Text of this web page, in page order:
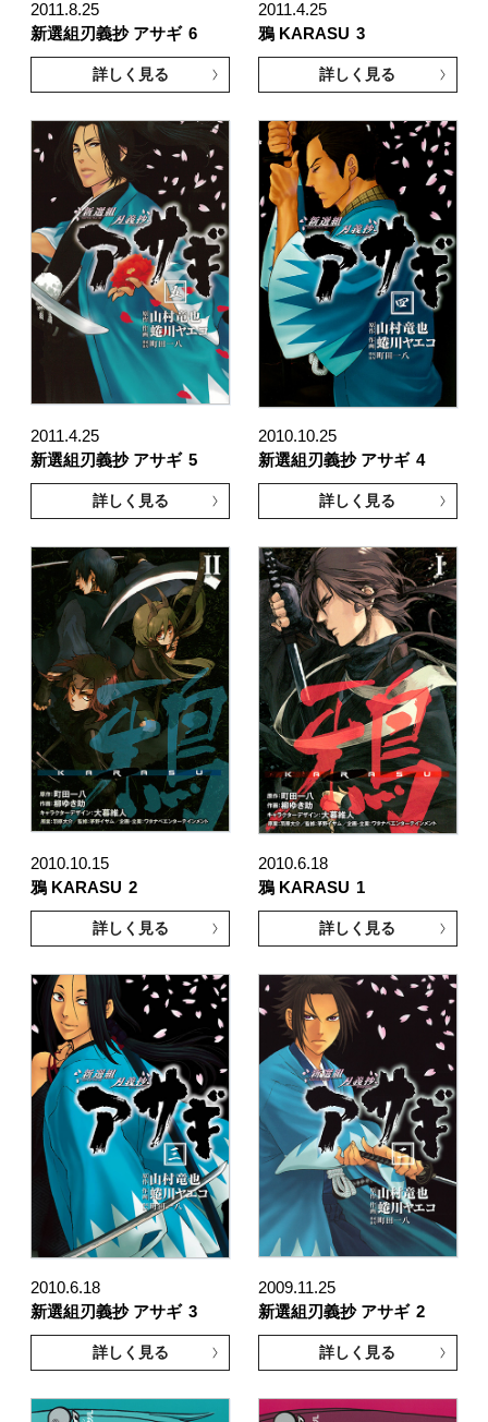
2011.8.25
新選組刃義抄 アサギ 6
詳しく見る
2011.4.25
鴉 KARASU 3
詳しく見る
2011.4.25
新選組刃義抄 アサギ 5
詳しく見る
2010.10.25
新選組刃義抄 アサギ 4
詳しく見る
2010.10.15
鴉 KARASU 2
詳しく見る
2010.6.18
鴉 KARASU 1
詳しく見る
2010.6.18
新選組刃義抄 アサギ 3
詳しく見る
2009.11.25
新選組刃義抄 アサギ 2
詳しく見る